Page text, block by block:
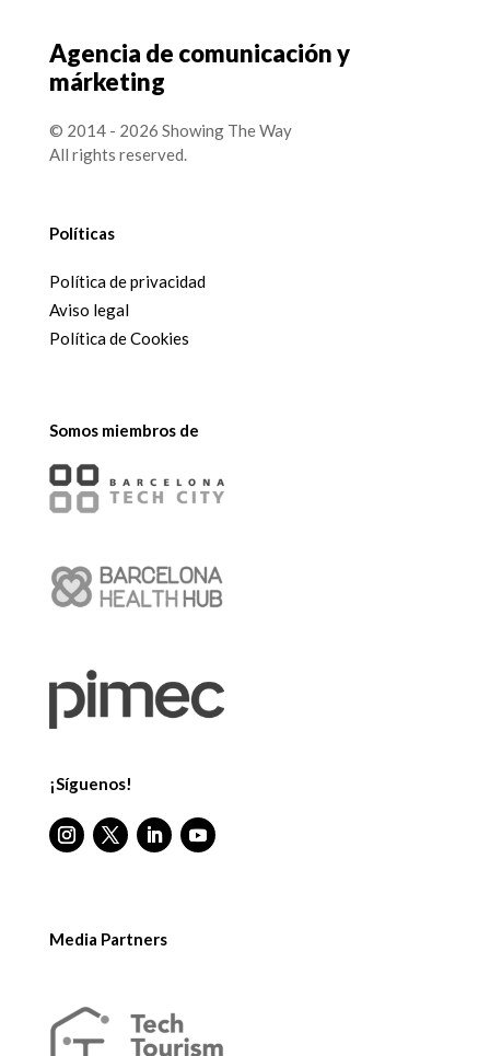
Agencia de comunicación y
márketing
© 2014 - 2026 Showing The Way
All rights reserved.
Políticas
Política de privacidad
Aviso legal
Política de Cookies
Somos miembros de
¡Síguenos!
Media Partners